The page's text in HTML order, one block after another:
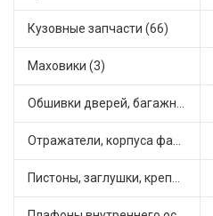
Кузовные запчасти (66)
Маховики (3)
Обшивки дверей, багажника, потолков, накладки салона (1)
Отражатели, корпуса фар и фонарей (3)
Пистоны, заглушки, крепежные элементы (11)